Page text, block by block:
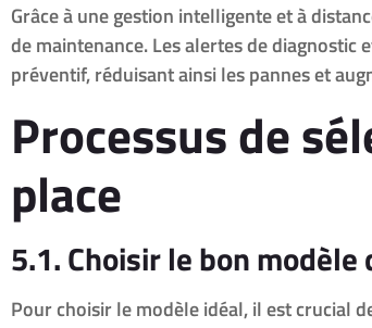
Grâce à une gestion intelligente et à
de maintenance. Les alertes de
préventif, réduisant ainsi les pannes et
Processus de
place
5.1. Choisir le bon
Pour choisir le modèle idéal, il est crucial